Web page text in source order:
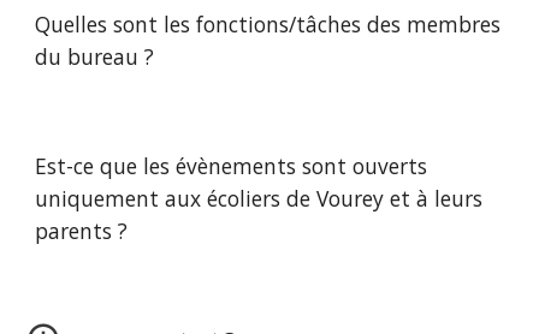
Quelles sont les fonctions/tâches des membres
du bureau ?
Est-ce que les évènements sont ouverts
uniquement aux écoliers de Vourey et à leurs
parents ?